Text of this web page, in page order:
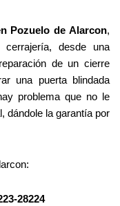
Pozuelo de Alarcon,
desde una
de un cierre
una puerta blindada
problema que no le
dándole la garantía por
28224